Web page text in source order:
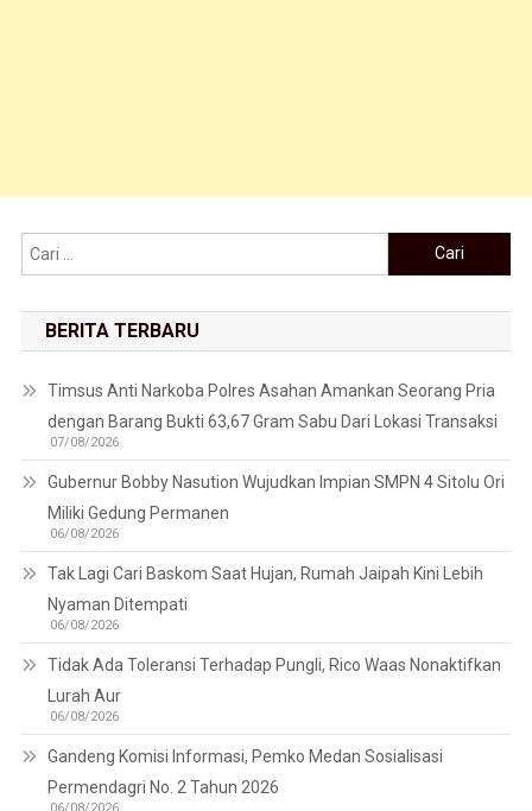
Cari untuk:
BERITA TERBARU
Timsus Anti Narkoba Polres Asahan Amankan Seorang Pria
dengan Barang Bukti 63,67 Gram Sabu Dari Lokasi Transaksi
07/08/2026
Gubernur Bobby Nasution Wujudkan Impian SMPN 4 Sitolu Ori
Miliki Gedung Permanen
06/08/2026
Tak Lagi Cari Baskom Saat Hujan, Rumah Jaipah Kini Lebih
Nyaman Ditempati
06/08/2026
Tidak Ada Toleransi Terhadap Pungli, Rico Waas Nonaktifkan
Lurah Aur
06/08/2026
Gandeng Komisi Informasi, Pemko Medan Sosialisasi
Permendagri No. 2 Tahun 2026
06/08/2026